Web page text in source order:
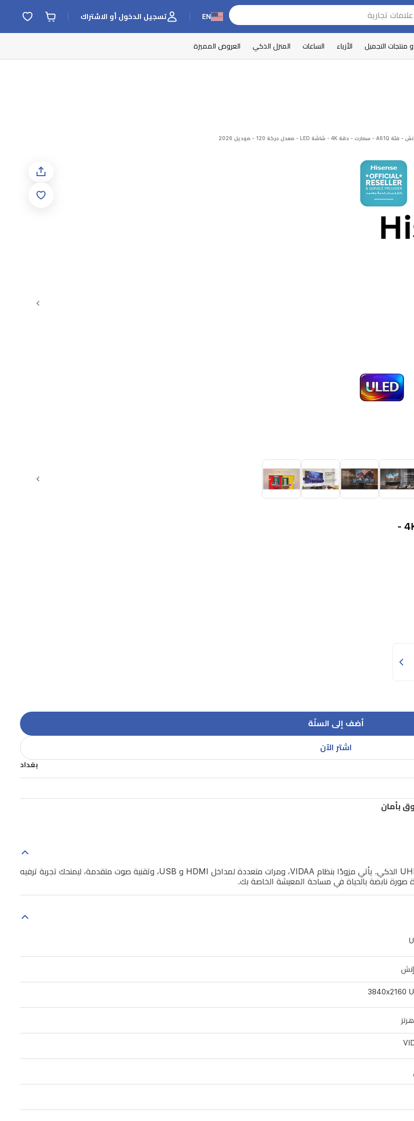
EN تسجيل الدخول أو الاشتراك
منتجات التجميل الأزياء الساعات المنزل الذكي العروض المميزة
شاشة هايسنس - 55 انش - فئة A61Q - سمارت - دقة 4K -
أضف إلى السلّة
اشتر الآن
بغداد
بأمان
تمتع برؤية واضحة وواضحة مع تلفزيون هايسنس A61 بقياس 55 إنش UHD الذكي. يأتي مزودًا بنظام VIDAA، ومرات متعددة لمداخل HDMI و USB، وتقنية صوت متقدمة، ليمنحك تجربة ترفيه
صورة نابضة بالحياة في مساحة المعيشة الخاصة بك.
3840x2160